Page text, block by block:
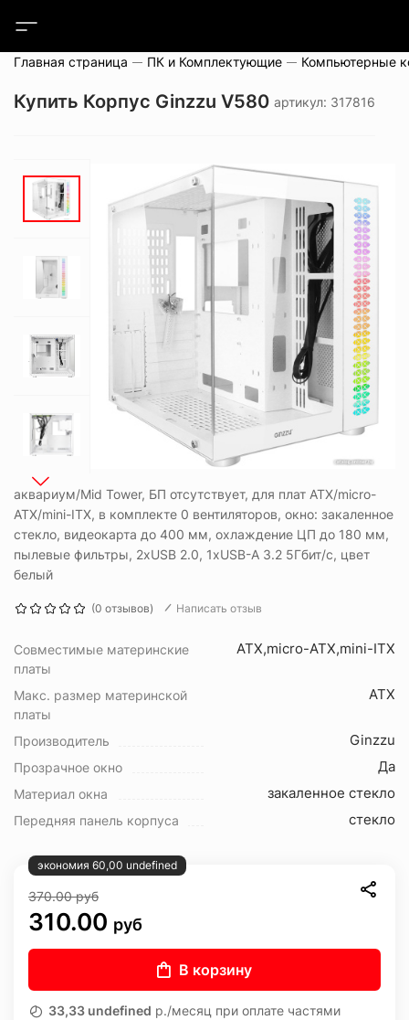
Главная страница ПК и Комплектующие Компьютерные
Купить Корпус Ginzzu V580 артикул: 317816
аквариум/Mid Tower, БП отсутствует, для плат ATX/micro-
ATX/mini-ITX, в комплекте 0 вентиляторов, окно: закаленное
стекло, видеокарта до 400 мм, охлаждение ЦП до 180 мм,
пылевые фильтры, 2xUSB 2.0, 1xUSB-A 3.2 5Гбит/с, цвет
белый
(0 отзывов) Написать отзыв
Совместимые материнские
платы
ATX,micro-ATX,mini-ITX
Макс. размер материнской
платы
ATX
Производитель Ginzzu
Прозрачное окно Да
Материал окна закаленное стекло
Передняя панель корпуса стекло
экономия 60,00 undefined
370.00руб
310.00 руб
В корзину
33,33 undefined р./месяц при оплате частями